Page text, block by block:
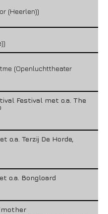
(Heerlen))
(Openluchttheater
Festival met o.a. The
o.a. Terzij De Horde,
o.a. Bongloard